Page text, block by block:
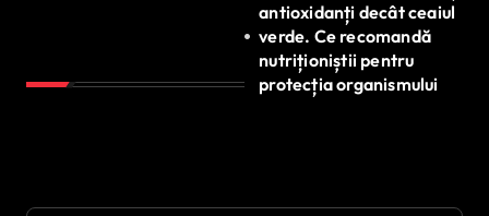
antioxidanți decât ceaiul
verde. Ce recomandă
nutriționiștii pentru
protecția organismului